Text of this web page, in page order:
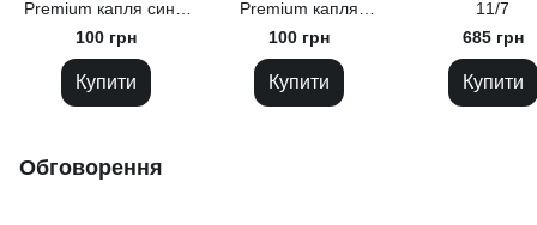
Premium капля синя,
5.0 мм
100 грн
Купити
Premium капля
червона, 5.0 мм
100 грн
Купити
11/7
685 грн
Купити
Обговорення